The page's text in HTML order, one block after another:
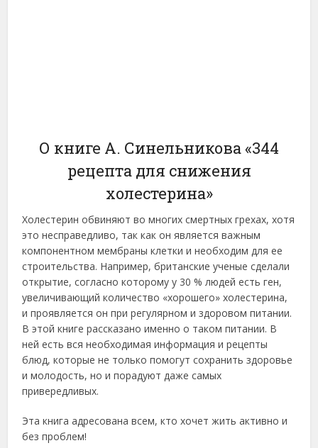
О книге А. Синельникова «344
рецепта для снижения
холестерина»
Холестерин обвиняют во многих смертных грехах, хотя
это несправедливо, так как он является важным
компонентном мембраны клетки и необходим для ее
строительства. Например, британские ученые сделали
открытие, согласно которому у 30 % людей есть ген,
увеличивающий количество «хорошего» холестерина,
и проявляется он при регулярном и здоровом питании.
В этой книге рассказано именно о таком питании. В
ней есть вся необходимая информация и рецепты
блюд, которые не только помогут сохранить здоровье
и молодость, но и порадуют даже самых
привередливых.
Эта книга адресована всем, кто хочет жить активно и
без проблем!